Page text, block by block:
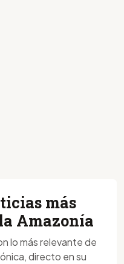
más
Amazonía
lo más relevante de
directo en su